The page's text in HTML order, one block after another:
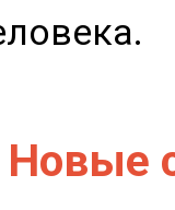
Новые